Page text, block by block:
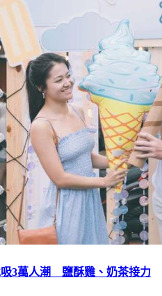
3萬人潮 鹽酥雞、奶茶接力